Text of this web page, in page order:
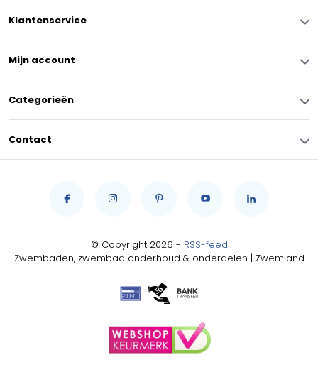
Klantenservice
Mijn account
Categorieën
Contact
© Copyright 2026 - RSS-feed
Zwembaden, zwembad onderhoud & onderdelen | Zwemland